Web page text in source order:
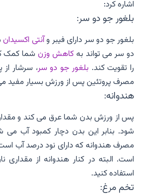
اشاره کرد:
بلغور جو دو سر:
بلغور جو دو سر دارای فیبر وآنتی اکسیدان
دو سر می تواند بهکاهش وزن شما کمک
را تقویت کند. بلغور جو دو سر، سرشار
مصرف پروتئین پس از ورزش بسیار مفید
هندوانه:
پس از ورزش بدن شما عرق می کند و
شود. بنابر این بدن دچار کمبود آب می
مصرف هندوانه که دارای نود درصد آب
است. البته در کنار هندوانه از مقداری
استفاده کنید.
تخم مرغ: